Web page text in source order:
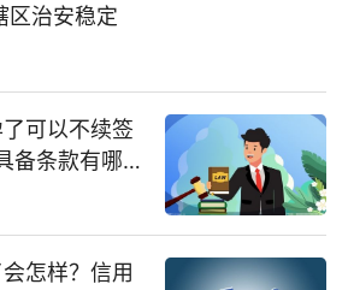
区治安稳定
可以不续签
备条款有哪
怎样？信用